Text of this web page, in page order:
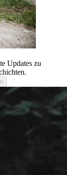
Updates zu